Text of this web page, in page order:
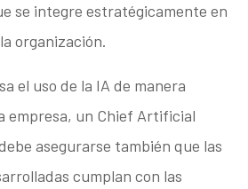
se integre estratégicamente en
organización.
el uso de la IA de manera
empresa, un Chief Artificial
asegurarse también que las
cumplan con las